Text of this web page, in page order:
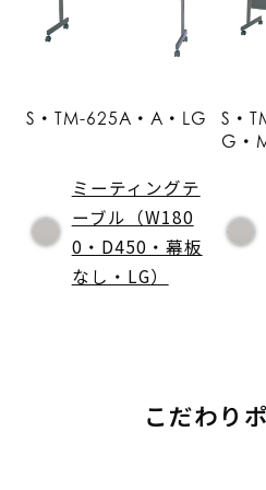
S・TM-625A・A・LG
ミーティングテ
ーブル（W180
0・D450・幕板
なし・LG）
S・
G・
こだわり